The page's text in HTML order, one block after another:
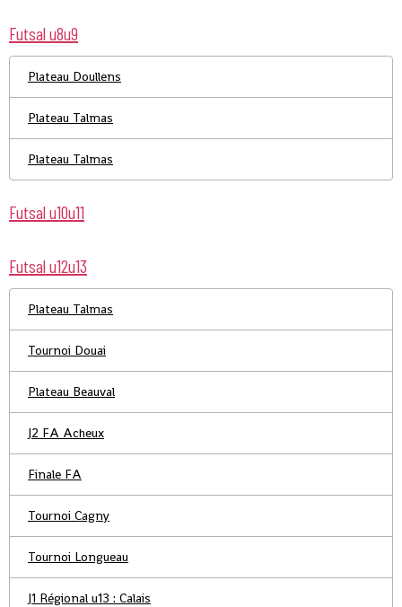
Futsal u8u9
Plateau Doullens
Plateau Talmas
Plateau Talmas
Futsal u10u11
Futsal u12u13
Plateau Talmas
Tournoi Douai
Plateau Beauval
J2 FA Acheux
Finale FA
Tournoi Cagny
Tournoi Longueau
J1 Régional u13 : Calais